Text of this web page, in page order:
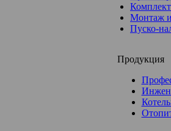
Монтаж
Пуско-
Продукция